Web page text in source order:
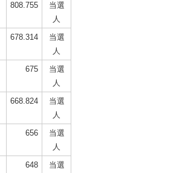
808.755
当選
人
678.314
当選
人
675
当選
人
668.824
当選
人
656
当選
人
648
当選